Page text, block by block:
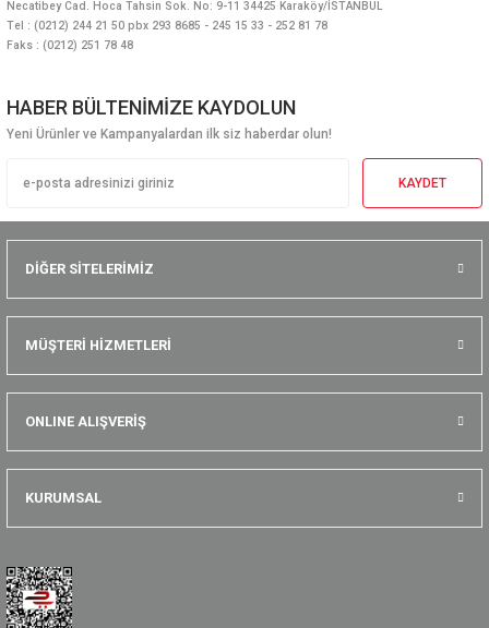
Necatibey Cad. Hoca Tahsin Sok. No: 9-11 34425 Karaköy/İSTANBUL
Tel : (0212) 244 21 50 pbx 293 8685 - 245 15 33 - 252 81 78
Faks : (0212) 251 78 48
HABER BÜLTENİMİZE KAYDOLUN
Yeni Ürünler ve Kampanyalardan ilk siz haberdar olun!
KAYDET
DİĞER SİTELERİMİZ
MÜŞTERİ HİZMETLERİ
ONLINE ALIŞVERİŞ
KURUMSAL